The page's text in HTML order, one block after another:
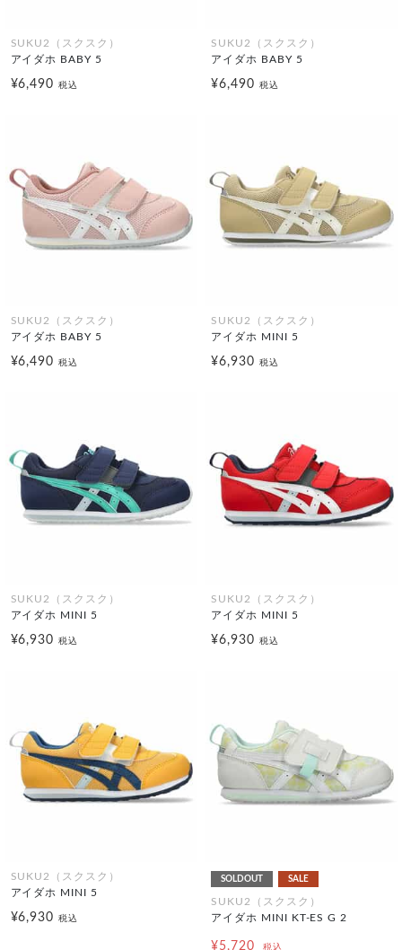
SUKU2（スクスク）
アイダホ BABY 5
¥6,490税込
SUKU2（スクスク）
アイダホ BABY 5
¥6,490 税込
SUKU2（スクスク）
アイダホ BABY 5
¥6,490税込
SUKU2（スクスク）
アイダホ MINI 5
¥6,930 税込
SUKU2（スクスク）
アイダホ MINI 5
¥6,930税込
SUKU2（スクスク）
アイダホ MINI 5
¥6,930 税込
SUKU2（スクスク）
アイダホ MINI 5
¥6,930税込
SOLDOUT SALE
SUKU2（スクスク）
アイダホ MINI KT-ES G 2
¥5,720 税込